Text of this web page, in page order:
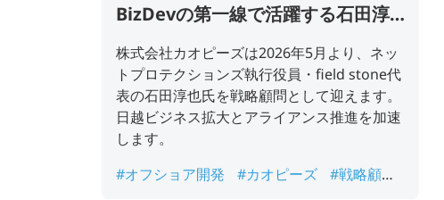
BizDevの第一線で活躍する石田淳
也氏が、戦略顧問に就任
株式会社カオピーズは2026年5月より、ネッ
トプロテクションズ執行役員・field stone代
表の石田淳也氏を戦略顧問として迎えます。
日越ビジネス拡大とアライアンス推進を加速
します。
#オフショア開発
#カオピーズ
#戦略顧問